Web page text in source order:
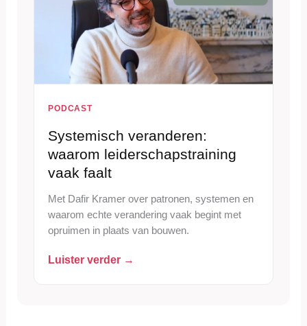
PODCAST
Systemisch veranderen:
waarom leiderschapstraining
vaak faalt
Met Dafir Kramer over patronen, systemen en
waarom echte verandering vaak begint met
opruimen in plaats van bouwen.
Luister verder →